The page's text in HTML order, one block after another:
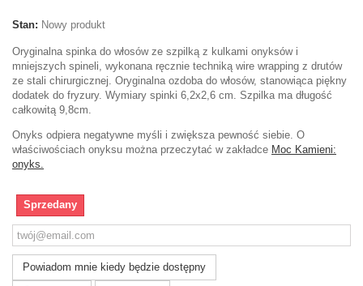
Stan: Nowy produkt
Oryginalna spinka do włosów ze szpilką z kulkami onyksów i
mniejszych spineli, wykonana ręcznie techniką wire wrapping z drutów
ze stali chirurgicznej. Oryginalna ozdoba do włosów, stanowiąca piękny
dodatek do fryzury. Wymiary spinki 6,2x2,6 cm. Szpilka ma długość
całkowitą 9,8cm.
Onyks odpiera negatywne myśli i zwiększa pewność siebie. O
właściwościach onyksu można przeczytać w zakładce Moc Kamieni:
onyks.
Sprzedany
Powiadom mnie kiedy będzie dostępny